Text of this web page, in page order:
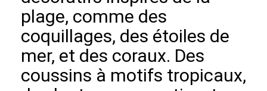
plage, comme des
coquillages, des étoiles de
mer, et des coraux. Des
coussins à motifs tropicaux,